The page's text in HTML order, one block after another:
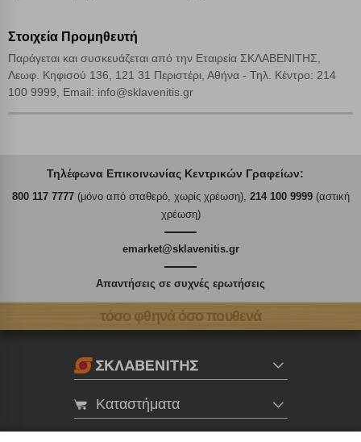
Στοιχεία Προμηθευτή
Παράγεται και συσκευάζεται από την Εταιρεία ΣΚΛΑΒΕΝΙΤΗΣ,
Λεωφ. Κηφισού 136, 121 31 Περιστέρι, Αθήνα - Τηλ. Κέντρο: 214
100 9999, Email: info@sklavenitis.gr
Τηλέφωνα Επικοινωνίας Κεντρικών Γραφείων:
800 117 7777(μόνο από σταθερό, χωρίς χρέωση), 214 100 9999(αστική
χρέωση)
emarket@sklavenitis.gr
Απαντήσεις σε συχνές ερωτήσεις
τόσο φθηνά όσο πουθενά
Καταστήματα